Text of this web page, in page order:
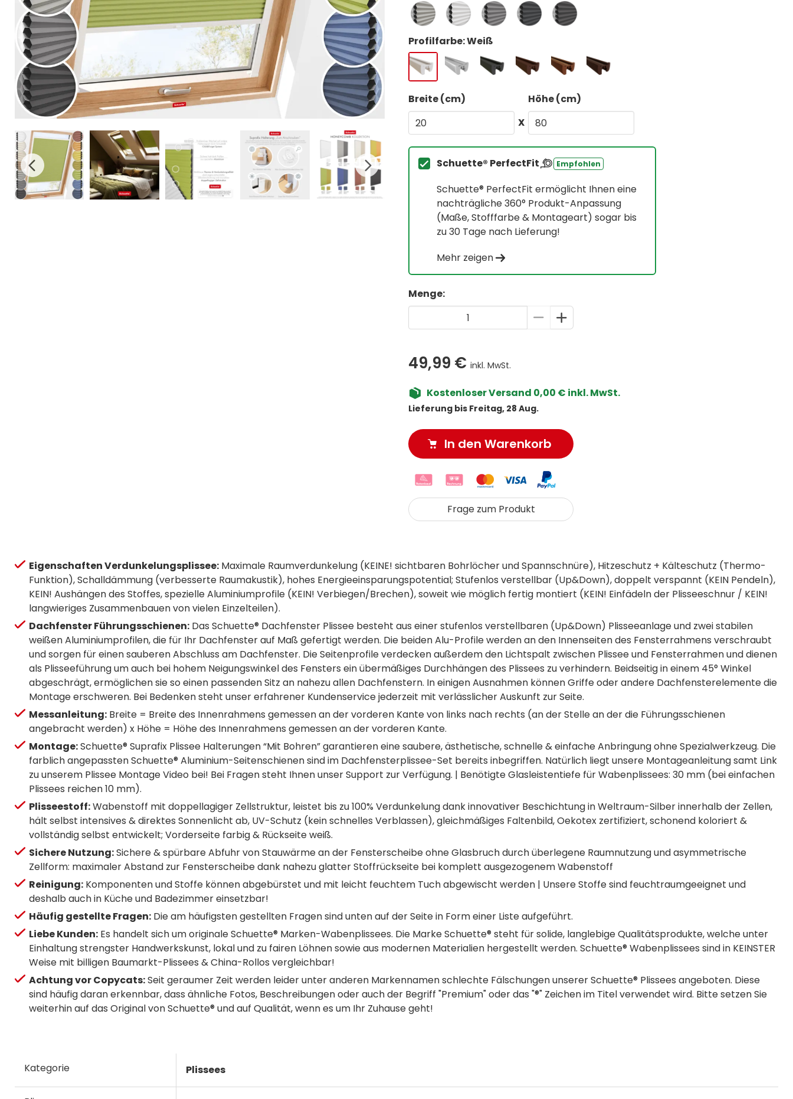
Profilfarbe: Weiß
Breite (cm)
X
Höhe (cm)
Schuette® PerfectFit Empfohlen
Schuette® PerfectFit ermöglicht Ihnen eine
nachträgliche 360° Produkt-Anpassung
(Maße, Stofffarbe & Montageart) sogar bis
zu 30 Tage nach Lieferung!
Mehr zeigen
Menge:
49,99 € inkl. MwSt.
Kostenloser Versand 0,00 € inkl. MwSt.
Lieferung bis Freitag, 28 Aug.
In den Warenkorb
Frage zum Produkt
Eigenschaften Verdunkelungsplissee: Maximale Raumverdunkelung (KEINE! sichtbaren Bohrlöcher und Spannschnüre), Hitzeschutz + Kälteschutz (Thermo-
Funktion), Schalldämmung (verbesserte Raumakustik), hohes Energieeinsparungspotential; Stufenlos verstellbar (Up&Down), doppelt verspannt (KEIN Pendeln),
KEIN! Aushängen des Stoffes, spezielle Aluminiumprofile (KEIN! Verbiegen/Brechen), soweit wie möglich fertig montiert (KEIN! Einfädeln der Plisseeschnur / KEIN!
langwieriges Zusammenbauen von vielen Einzelteilen).
Dachfenster Führungsschienen: Das Schuette® Dachfenster Plissee besteht aus einer stufenlos verstellbaren (Up&Down) Plisseeanlage und zwei stabilen
weißen Aluminiumprofilen, die für Ihr Dachfenster auf Maß gefertigt werden. Die beiden Alu-Profile werden an den Innenseiten des Fensterrahmens verschraubt
und sorgen für einen sauberen Abschluss am Dachfenster. Die Seitenprofile verdecken außerdem den Lichtspalt zwischen Plissee und Fensterrahmen und dienen
als Plisseeführung um auch bei hohem Neigungswinkel des Fensters ein übermäßiges Durchhängen des Plissees zu verhindern. Beidseitig in einem 45° Winkel
abgeschrägt, ermöglichen sie so einen passenden Sitz an nahezu allen Dachfenstern. In einigen Ausnahmen können Griffe oder andere Dachfensterelemente die
Montage erschweren. Bei Bedenken steht unser erfahrener Kundenservice jederzeit mit verlässlicher Auskunft zur Seite.
Messanleitung: Breite = Breite des Innenrahmens gemessen an der vorderen Kante von links nach rechts (an der Stelle an der die Führungsschienen
angebracht werden) x Höhe = Höhe des Innenrahmens gemessen an der vorderen Kante.
Montage:Schuette® Suprafix Plissee Halterungen “Mit Bohren” garantieren eine saubere, ästhetische, schnelle & einfache Anbringung ohne Spezialwerkzeug. Die
farblich angepassten Schuette® Aluminium-Seitenschienen sind im Dachfensterplissee-Set bereits inbegriffen. Natürlich liegt unsere Montageanleitung samt Link
zu unserem Plissee Montage Video bei! Bei Fragen steht Ihnen unser Support zur Verfügung. | Benötigte Glasleistentiefe für Wabenplissees: 30 mm (bei einfachen
Plissees reichen 10 mm).
Plisseestoff:Wabenstoff mit doppellagiger Zellstruktur, leistet bis zu 100% Verdunkelung dank innovativer Beschichtung in Weltraum-Silber innerhalb der Zellen,
hält selbst intensives & direktes Sonnenlicht ab, UV-Schutz (kein schnelles Verblassen), gleichmäßiges Faltenbild, Oekotex zertifiziert, schonend koloriert &
vollständig selbst entwickelt; Vorderseite farbig & Rückseite weiß.
Sichere Nutzung:Sichere & spürbare Abfuhr von Stauwärme an der Fensterscheibe ohne Glasbruch durch überlegene Raumnutzung und asymmetrische
Zellform: maximaler Abstand zur Fensterscheibe dank nahezu glatter Stoffrückseite bei komplett ausgezogenem Wabenstoff
Reinigung: Komponenten und Stoffe können abgebürstet und mit leicht feuchtem Tuch abgewischt werden | Unsere Stoffe sind feuchtraumgeeignet und
deshalb auch in Küche und Badezimmer einsetzbar!
Häufig gestellte Fragen: Die am häufigsten gestellten Fragen sind unten auf der Seite in Form einer Liste aufgeführt.
Liebe Kunden: Es handelt sich um originale Schuette® Marken-Wabenplissees. Die Marke Schuette® steht für solide, langlebige Qualitätsprodukte, welche unter
Einhaltung strengster Handwerkskunst, lokal und zu fairen Löhnen sowie aus modernen Materialien hergestellt werden. Schuette® Wabenplissees sind in KEINSTER
Weise mit billigen Baumarkt-Plissees & China-Rollos vergleichbar!
Achtung vor Copycats:Seit geraumer Zeit werden leider unter anderen Markennamen schlechte Fälschungen unserer Schuette® Plissees angeboten. Diese
sind häufig daran erkennbar, dass ähnliche Fotos, Beschreibungen oder auch der Begriff "Premium" oder das "®" Zeichen im Titel verwendet wird. Bitte setzen Sie
weiterhin auf das Original von Schuette® und auf Qualität, wenn es um Ihr Zuhause geht!
Kategorie Plissees